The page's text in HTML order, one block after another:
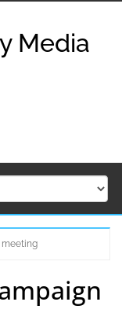
Media
meeting